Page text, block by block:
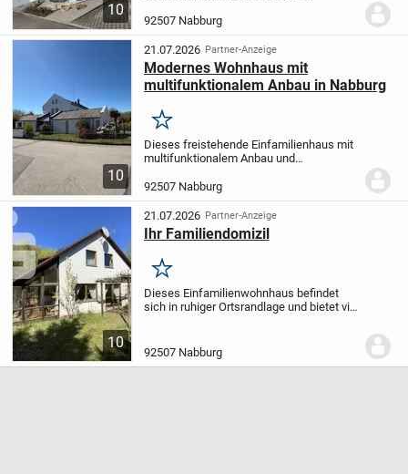
10
Volltreffer für Kapitalanleger! Objekt Das
sehr gepflegte Wohnhaus ist derzeit
vollständig vermietet und setzt...
92507 Nabburg
10
21.07.2026 Partner-Anzeige
Modernes Wohnhaus mit
multifunktionalem Anbau in Nabburg
Merken
Dieses freistehende Einfamilienhaus mit
multifunktionalem Anbau und
ruhiger Lage im Osten von
Nabburg.Beheizt wird die Immobilie
mittels einer Gaszentralheizu...
92507 Nabburg
10
21.07.2026 Partner-Anzeige
Ihr Familiendomizil
Merken
Dieses Einfamilienwohnhaus befindet
sich in ruhiger Ortsrandlage und bietet viel
Wohnideen.Das Haus wurde 1986 in...
92507 Nabburg